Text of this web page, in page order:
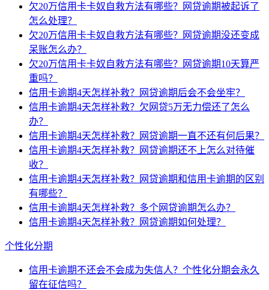
欠20万信用卡卡奴自救方法有哪些？网贷逾期被起诉了
怎么处理？
欠20万信用卡卡奴自救方法有哪些？网贷逾期没还变成
呆账怎么办？
欠20万信用卡卡奴自救方法有哪些？网贷逾期10天算严
重吗？
信用卡逾期4天怎样补救？网贷逾期后会不会坐牢？
信用卡逾期4天怎样补救？欠网贷5万无力偿还了怎么
办？
信用卡逾期4天怎样补救？网贷逾期一直不还有何后果？
信用卡逾期4天怎样补救？网贷逾期还不上怎么对待催
收？
信用卡逾期4天怎样补救？网贷逾期和信用卡逾期的区别
有哪些？
信用卡逾期4天怎样补救？多个网贷逾期怎么办？
信用卡逾期4天怎样补救？网贷逾期如何处理？
个性化分期
信用卡逾期不还会不会成为失信人？个性化分期会永久
留在征信吗？